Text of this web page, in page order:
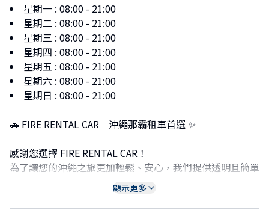
星期一 : 08:00 - 21:00
星期二 : 08:00 - 21:00
星期三 : 08:00 - 21:00
星期四 : 08:00 - 21:00
星期五 : 08:00 - 21:00
星期六 : 08:00 - 21:00
星期日 : 08:00 - 21:00
🚗 FIRE RENTAL CAR｜沖繩那霸租車首選 ✨
感謝您選擇 FIRE RENTAL CAR！
為了讓您的沖繩之旅更加輕鬆、安心，我們提供透明且簡單
顯示更多